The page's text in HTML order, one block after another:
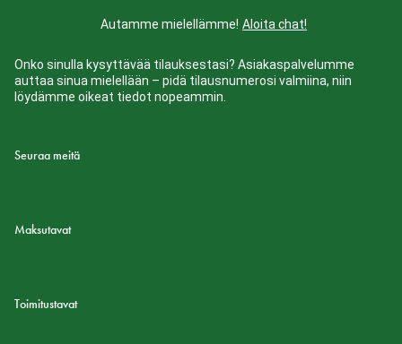
Autamme mielellämme! Aloita chat!
Onko sinulla kysyttävää tilauksestasi? Asiakaspalvelumme
auttaa sinua mielellään – pidä tilausnumerosi valmiina, niin
löydämme oikeat tiedot nopeammin.
Seuraa meitä
Maksutavat
Toimitustavat